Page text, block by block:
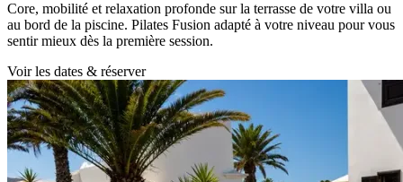
Core, mobilité et relaxation profonde sur la terrasse de votre villa ou
au bord de la piscine. Pilates Fusion adapté à votre niveau pour vous
sentir mieux dès la première session.
Voir les dates & réserver